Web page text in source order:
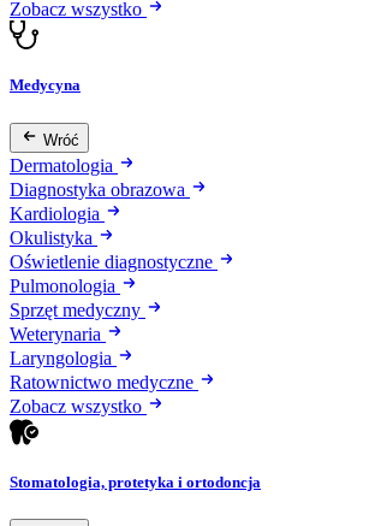
Zobacz wszystko
Medycyna
Wróć
Dermatologia
Diagnostyka obrazowa
Kardiologia
Okulistyka
Oświetlenie diagnostyczne
Pulmonologia
Sprzęt medyczny
Weterynaria
Laryngologia
Ratownictwo medyczne
Zobacz wszystko
Stomatologia, protetyka i ortodoncja